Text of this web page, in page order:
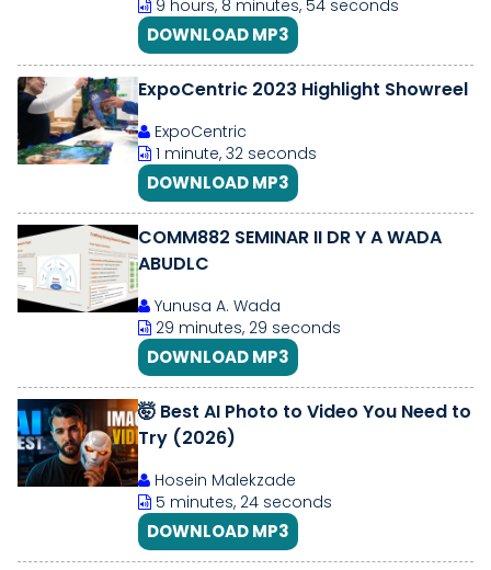
9 hours, 8 minutes, 54 seconds
DOWNLOAD MP3
ExpoCentric 2023 Highlight Showreel
ExpoCentric
1 minute, 32 seconds
DOWNLOAD MP3
COMM882 SEMINAR II DR Y A WADA
ABUDLC
Yunusa A. Wada
29 minutes, 29 seconds
DOWNLOAD MP3
🤯 Best AI Photo to Video You Need to
Try (2026)
Hosein Malekzade
5 minutes, 24 seconds
DOWNLOAD MP3